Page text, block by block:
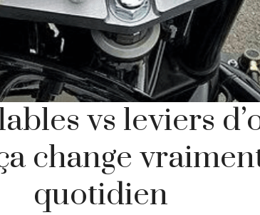
vs leviers
change
quotidien